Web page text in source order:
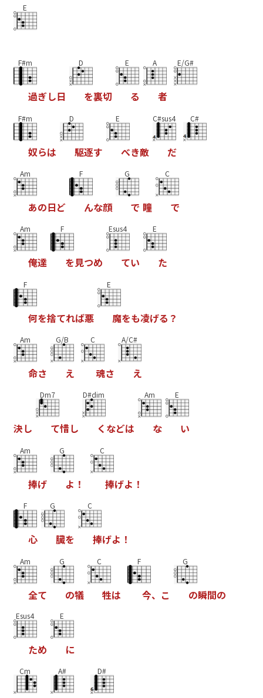
E
F#m
過ぎし日
D
を裏切
E
る
A
者
E/G#
F#m
奴らは
D
駆逐す
E
べき敵
C#sus4
だ
C#
Am
あの日ど
F
んな顔
G
で 瞳
C
で
Am
俺達
F
を見つめ
Esus4
てい
E
た
F
何を捨てれば悪
E
魔をも凌げる ？
Am
命さ
G/B
え
C
魂さ
A/C#
え
決し
Dm7
て惜し
D#dim
く などは
Am
な
E
い
Am
捧げ
G
よ ！
C
捧げよ ！
F
心
G
臓を
C
捧げよ ！
Am
全て
G
の犠
C
牲は
F
今、 こ
G
の瞬間の
Esus4
ため
E
に
Cm A# D#